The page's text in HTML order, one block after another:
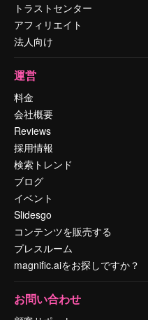
トラストセンター
アフィリエイト
法人向け
運営
料金
会社概要
Reviews
採用情報
検索トレンド
ブログ
イベント
Slidesgo
コンテンツを販売する
プレスルーム
magnific.aiをお探しですか？
お問い合わせ